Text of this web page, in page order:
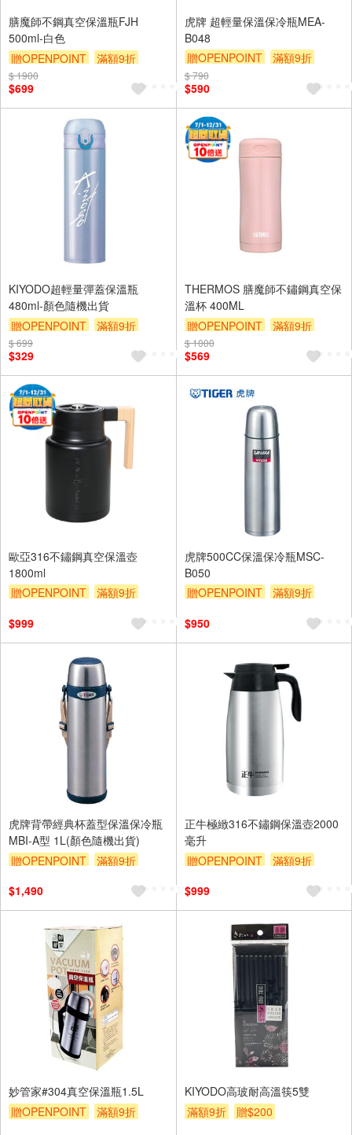
膳魔師不鋼真空保溫瓶FJH
500ml-白色
贈OPENPOINT
滿額9折
贈$200
$ 1900
$699
虎牌 超輕量保溫保冷瓶MEA-
B048
贈OPENPOINT
滿額9折
贈$200
$ 790
$590
KIYODO超輕量彈蓋保溫瓶
480ml-顏色隨機出貨
贈OPENPOINT
滿額9折
贈$200
$ 699
$329
THERMOS 膳魔師不鏽鋼真空保
溫杯 400ML
贈OPENPOINT
滿額9折
贈$200
$ 1000
$569
歐亞316不鏽鋼真空保溫壺
1800ml
贈OPENPOINT
滿額9折
$999
虎牌500CC保溫保冷瓶MSC-
B050
贈OPENPOINT
滿額9折
$950
虎牌背帶經典杯蓋型保溫保冷瓶
MBI-A型 1L(顏色隨機出貨)
贈OPENPOINT
滿額9折
$1,490
正牛極緻316不鏽鋼保溫壺2000
毫升
贈OPENPOINT
滿額9折
$999
妙管家#304真空保溫瓶1.5L
贈OPENPOINT
滿額9折
KIYODO高玻耐高溫筷5雙
滿額9折
贈$200